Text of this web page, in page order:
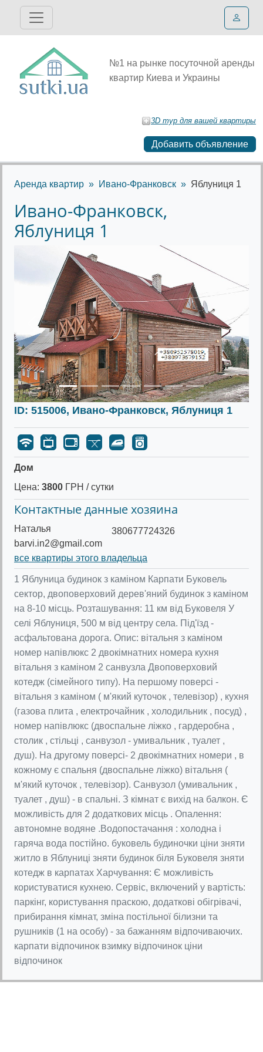
№1 на рынке посуточной аренды
квартир Киева и Украины
3D тур для вашей квартиры
Добавить объявление
Аренда квартир Ивано-Франковск Яблуниця 1
Ивано-Франковск,
Яблуниця 1
Предыдущее
ID: 515006, Ивано-Франковск, Яблуниця 1
Дом
Цена: 3800 ГРН / сутки
Контактные данные хозяина
Наталья
barvi.in2@gmail.com
380677724326
все квартиры этого владельца
1 Яблуница будинок з каміном Карпати Буковель
сектор, двоповерховий дерев'яний будинок з каміном
на 8-10 місць. Розташування: 11 км від Буковеля У
селі Яблуниця, 500 м від центру села. Під'їзд -
асфальтована дорога. Опис: вітальня з каміном
номер напівлюкс 2 двокімнатних номера кухня
вітальня з каміном 2 санвузла Двоповерховий
котедж (сімейного типу). На першому поверсі -
вітальня з каміном ( м'який куточок , телевізор) , кухня
(газова плита , електрочайник , холодильник , посуд) ,
номер напівлюкс (двоспальне ліжко , гардеробна ,
столик , стільці , санвузол - умивальник , туалет ,
душ). На другому поверсі- 2 двокімнатних номери , в
кожному є спальня (двоспальне ліжко) вітальня (
м'який куточок , телевізор). Санвузол (умивальник ,
туалет , душ) - в спальні. З кімнат є вихід на балкон. Є
можливість для 2 додаткових місць . Опалення:
автономне водяне .Водопостачання : холодна і
гаряча вода постійно. буковель будиночки ціни зняти
житло в Яблуниці зняти будинок біля Буковеля зняти
котедж в карпатах Харчування: Є можливість
користуватися кухнею. Сервіс, включений у вартість:
паркінг, користування праскою, додаткові обігрівачі,
прибирання кімнат, зміна постільної білизни та
рушників (1 на особу) - за бажанням відпочиваючих.
карпати відпочинок взимку відпочинок ціни
відпочинок